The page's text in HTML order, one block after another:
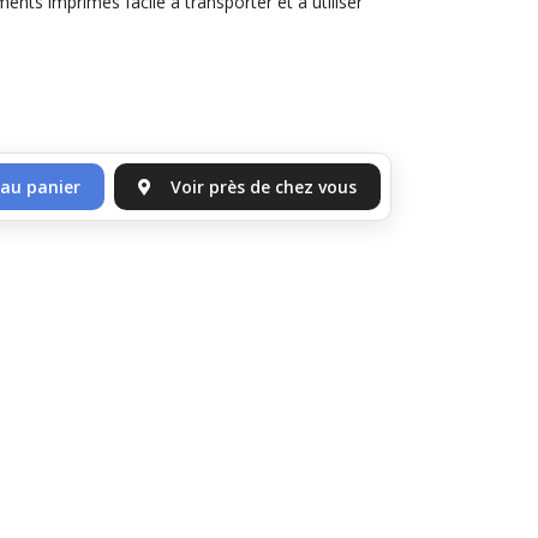
panier Voir près de chez vous